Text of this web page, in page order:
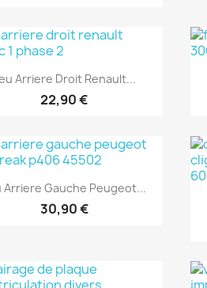
Aperçu rapide
Arriere Droit Renault...
22,90 €
Aperçu rapide
Arriere Gauche Peugeot...
30,90 €